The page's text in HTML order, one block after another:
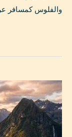
والفلوس كمسافر